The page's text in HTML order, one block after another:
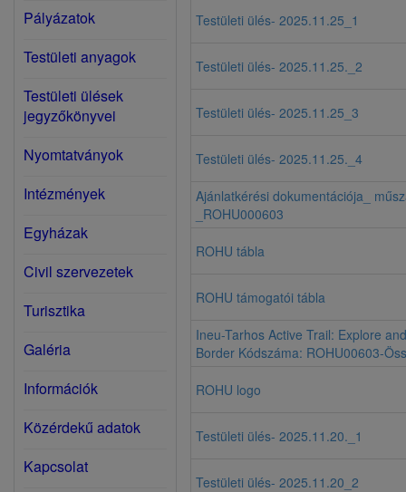
Pályázatok
Testületi anyagok
Testületi ülések
jegyzőkönyvei
Nyomtatványok
Intézmények
Egyházak
Civil szervezetek
Turisztika
Galéria
Információk
Közérdekű adatok
Kapcsolat
Testületi ülés- 2025.11.25_1
Testületi ülés- 2025.11.25._2
Testületi ülés- 2025.11.25_3
Testületi ülés- 2025.11.25._4
Ajánlatkérési dokumentációja_
_ROHU000603
ROHU tábla
ROHU támogatói tábla
Ineu-Tarhos Active Trail: Explore
Border Kódszáma: ROHU00603-
ROHU logo
Testületi ülés- 2025.11.20._1
Testületi ülés- 2025.11.20_2